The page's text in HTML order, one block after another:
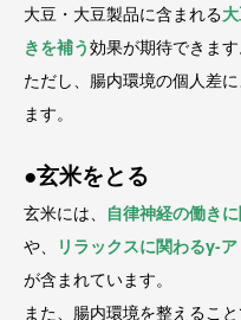
大豆・大豆製品に含まれる
きを補う効果が期待できます
ただし、腸内環境の個人差
ます。
●玄米をとる
玄米には、
自律神経の働き
や、
リラックスに関わるγ-ア
が含まれています。
また、腸内環境を整えるこ